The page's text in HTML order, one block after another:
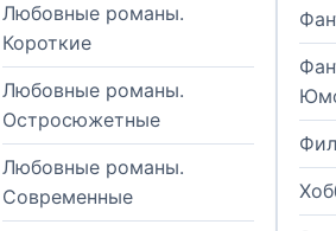
Любовные романы.
Короткие
Любовные романы.
Остросюжетные
Любовные романы.
Современные